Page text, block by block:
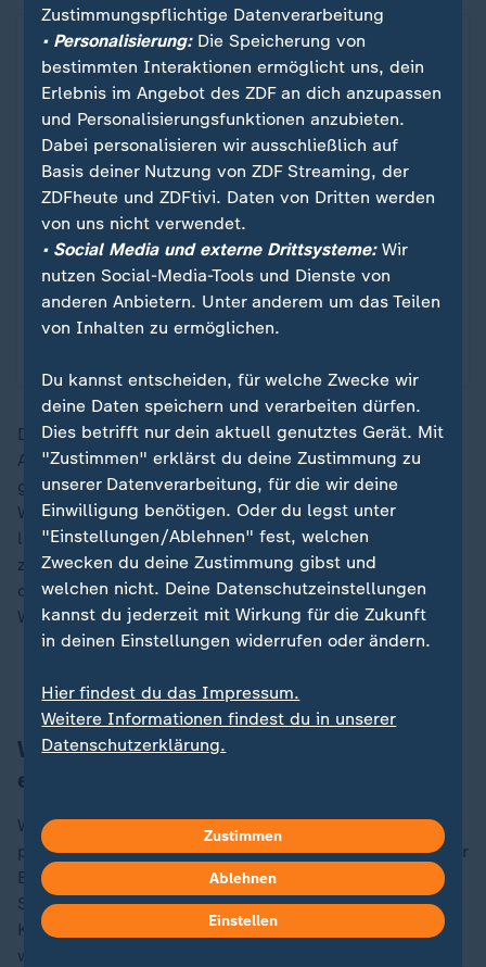
Nachrichten | Panorama
Schattenseite der Faszination
Dieser sogenannte Weltraumvertrag beinhaltet nach
Angaben des Auswärtigen Amtes (AA) auch, dass
grundsätzlich die Staaten haften, "die einen
Weltraumgegenstand in den Weltraum starten, starten
lassen oder ihr Territorium oder ihre Anlagen für Starts
zur Verfügung stellen". Die Rahmenbedingungen legen
die Staaten aber selbst fest. An einem deutschen
Weltraumgesetz wird laut AA derzeit gearbeitet.
Wie wird sich die Raumfahrt
entwickeln?
Wurden vor 20 bis 30 Jahren noch rund 100 Satelliten
pro Jahr gestartet, sind es laut Krag derzeit 2.000. Der
Experte schließt nicht aus, dass eines Tages 10.000
Satelliten pro Jahr starten könnten, weil auch die
Kosten immer weiter sinken, unter anderem wegen
wiederverwendbarer Trägerraketen.
Zustimmungspflichtige Datenverarbeitung
• Personalisierung:Die Speicherung von
bestimmten Interaktionen ermöglicht uns, dein
Erlebnis im Angebot des ZDF an dich anzupassen
und Personalisierungsfunktionen anzubieten.
Dabei personalisieren wir ausschließlich auf
Basis deiner Nutzung von ZDF Streaming, der
ZDFheute und ZDFtivi. Daten von Dritten werden
von uns nicht verwendet.
• Social Media und externe Drittsysteme:Wir
nutzen Social-Media-Tools und Dienste von
anderen Anbietern. Unter anderem um das Teilen
von Inhalten zu ermöglichen.
Du kannst entscheiden, für welche Zwecke wir
deine Daten speichern und verarbeiten dürfen.
Dies betrifft nur dein aktuell genutztes Gerät. Mit
"Zustimmen" erklärst du deine Zustimmung zu
unserer Datenverarbeitung, für die wir deine
Einwilligung benötigen. Oder du legst unter
"Einstellungen/Ablehnen" fest, welchen
Zwecken du deine Zustimmung gibst und
welchen nicht. Deine Datenschutzeinstellungen
kannst du jederzeit mit Wirkung für die Zukunft
in deinen Einstellungen widerrufen oder ändern.
Hier findest du das Impressum.
Weitere Informationen findest du in unserer
Datenschutzerklärung.
Zustimmen
Ablehnen
Einstellen